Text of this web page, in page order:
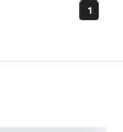
1